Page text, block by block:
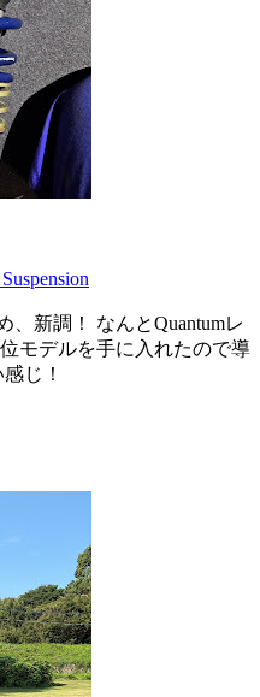
、新調！ なんとQuantumレ
モデルを手に入れたので導
じ！